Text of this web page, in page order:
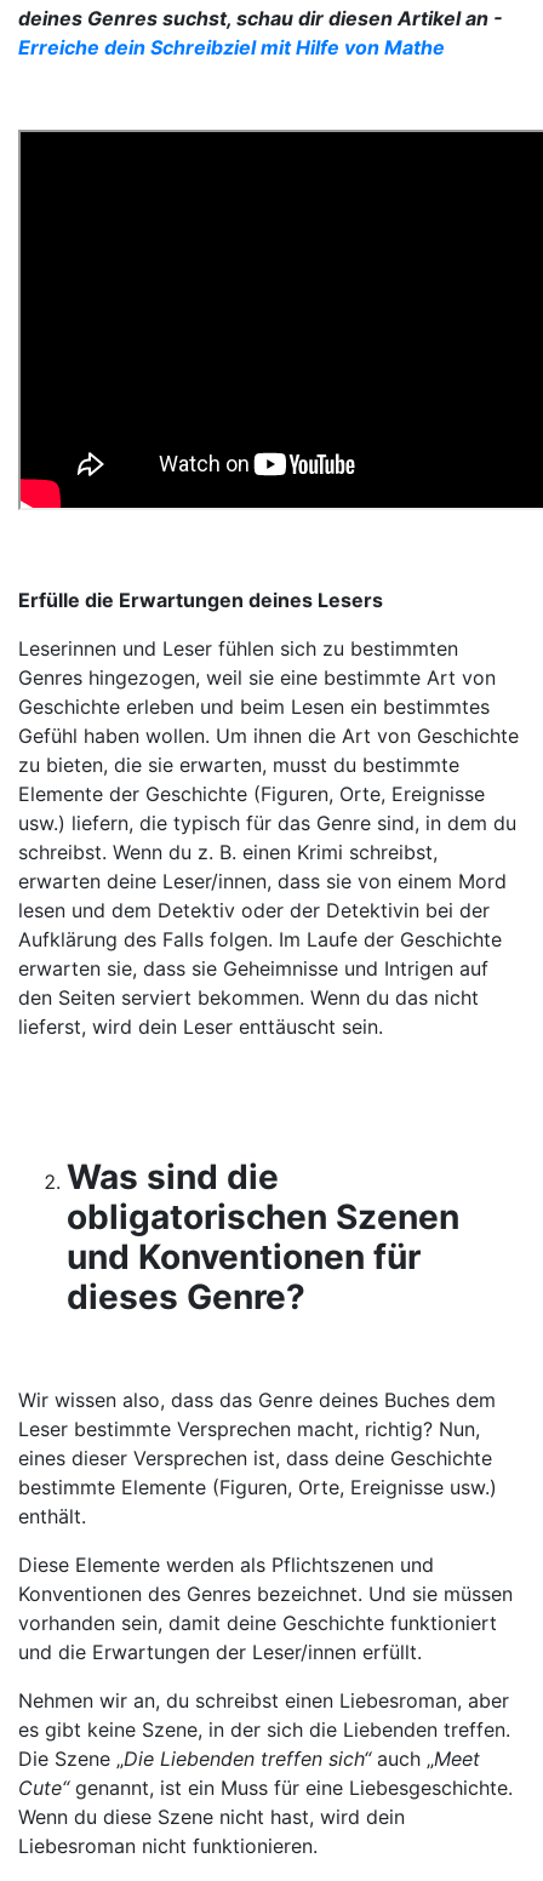
deines Genres suchst, schau dir diesen Artikel an -
Erreiche dein Schreibziel mit Hilfe von Mathe
Erfülle die Erwartungen deines Lesers
Leserinnen und Leser fühlen sich zu bestimmten
Genres hingezogen, weil sie eine bestimmte Art von
Geschichte erleben und beim Lesen ein bestimmtes
Gefühl haben wollen. Um ihnen die Art von Geschichte
zu bieten, die sie erwarten, musst du bestimmte
Elemente der Geschichte (Figuren, Orte, Ereignisse
usw.) liefern, die typisch für das Genre sind, in dem du
schreibst. Wenn du z. B. einen Krimi schreibst,
erwarten deine Leser/innen, dass sie von einem Mord
lesen und dem Detektiv oder der Detektivin bei der
Aufklärung des Falls folgen. Im Laufe der Geschichte
erwarten sie, dass sie Geheimnisse und Intrigen auf
den Seiten serviert bekommen. Wenn du das nicht
lieferst, wird dein Leser enttäuscht sein.
Was sind die
obligatorischen Szenen
und Konventionen für
dieses Genre?
Wir wissen also, dass das Genre deines Buches dem
Leser bestimmte Versprechen macht, richtig? Nun,
eines dieser Versprechen ist, dass deine Geschichte
bestimmte Elemente (Figuren, Orte, Ereignisse usw.)
enthält.
Diese Elemente werden als Pflichtszenen und
Konventionen des Genres bezeichnet. Und sie müssen
vorhanden sein, damit deine Geschichte funktioniert
und die Erwartungen der Leser/innen erfüllt.
Nehmen wir an, du schreibst einen Liebesroman, aber
es gibt keine Szene, in der sich die Liebenden treffen.
Die Szene „Die Liebenden treffen sich“auch „Meet
Cute“genannt, ist ein Muss für eine Liebesgeschichte.
Wenn du diese Szene nicht hast, wird dein
Liebesroman nicht funktionieren.